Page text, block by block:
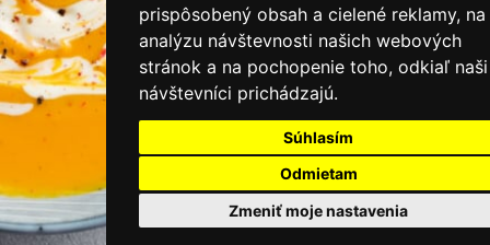
prispôsobený obsah a cielené reklamy, na
analýzu návštevnosti našich webových
stránok a na pochopenie toho, odkiaľ naši
návštevníci prichádzajú.
Súhlasím
Odmietam
Zmeniť moje nastavenia
Všeobecné obchodné podmienky
Ochrana osobných údajov
Cookies
Moje KamNaMenu
Pridať reštauráciu
Cenník balíkov